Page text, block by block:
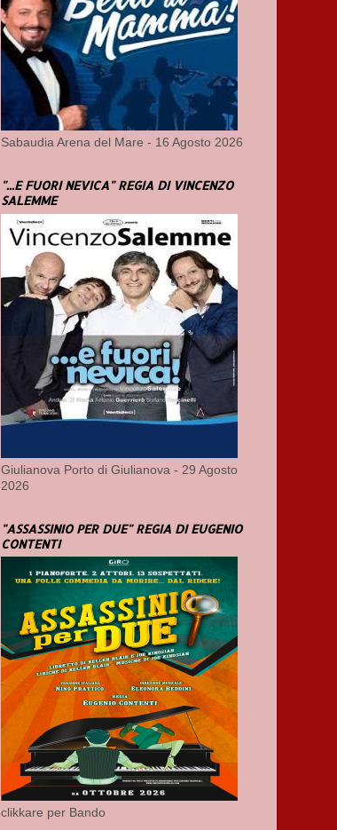
Sabaudia Arena del Mare - 16 Agosto 2026
"...E FUORI NEVICA" REGIA DI VINCENZO
SALEMME
Giulianova Porto di Giulianova - 29 Agosto
2026
"ASSASSINIO PER DUE" REGIA DI EUGENIO
CONTENTI
clikkare per Bando